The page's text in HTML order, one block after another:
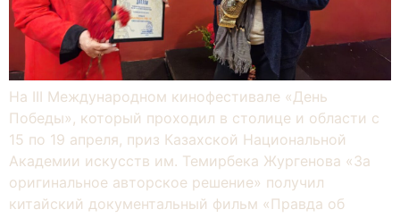
На III Международном кинофестивале «День
Победы», который проходил в столице и области с
15 по 19 апреля, приз Казахской Национальной
Академии искусств им. Темирбека Жургенова «За
оригинальное авторское решение» получил
китайский документальный фильм «Правда об